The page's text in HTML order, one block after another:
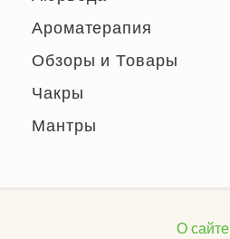
Ароматерапия
Обзоры и Товары
Чакры
Мантры
О сайте